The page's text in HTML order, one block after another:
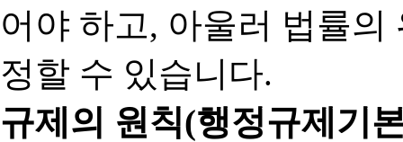
어야 하고, 아울러 법률
정할 수 있습니다.
규제의 원칙(행정규제기